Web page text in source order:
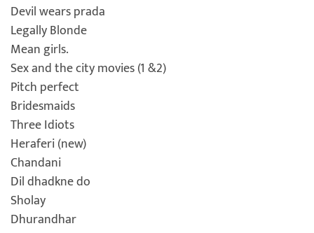
Devil wears prada
Legally Blonde
Mean girls.
Sex and the city movies (1 &2)
Pitch perfect
Bridesmaids
Three Idiots
Heraferi (new)
Chandani
Dil dhadkne do
Sholay
Dhurandhar